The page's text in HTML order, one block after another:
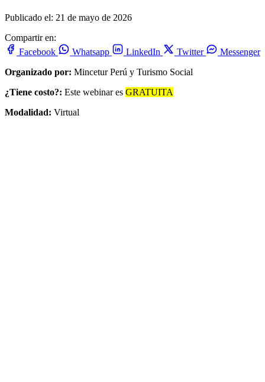
Publicado el: 21 de mayo de 2026
Compartir en:
Facebook
Whatsapp LinkedIn Twitter
Messenger
Organizado por: Mincetur Perú y Turismo Social
¿Tiene costo?: Este webinar es GRATUITA
Modalidad: Virtual